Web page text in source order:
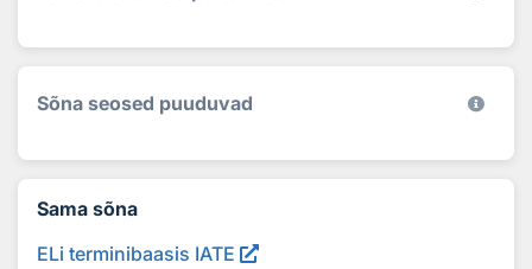
Sõna seosed puuduvad
Sama sõna
ELi terminibaasis IATE